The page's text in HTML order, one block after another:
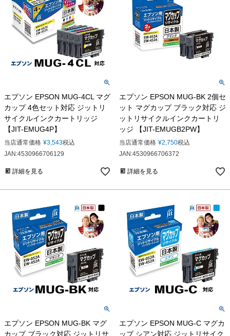
エプソン EPSON MUG-4CL マグ
カップ 4色セット対応 ジットリ
サイクルインクカートリッジ
【JIT-EMUG4P】
当店通常価格 ¥3,543税込
JAN:4530966706129
詳細を見る
エプソン EPSON MUG-BK 2個セ
ット マグカップ ブラック対応 ジ
ットリサイクルインクカートリ
ッジ 【JIT-EMUGB2PW】
当店通常価格 ¥2,750税込
JAN:4530966706372
詳細を見る
エプソン EPSON MUG-BK マグ
カップ ブラック対応 ジットリサ
エプソン EPSON MUG-C マグカ
ップ シアン対応 ジットリサイク